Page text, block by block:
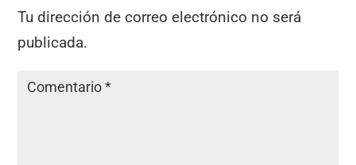
Tu dirección de correo electrónico no será
publicada.